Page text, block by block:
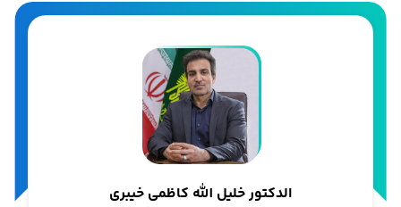
الدکتور خلیل الله کاظمی خیبری